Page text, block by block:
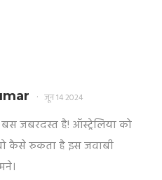
जून 14 2024
बस जबरदस्त है! ऑस्ट्रेलिया को
कैसे रुकता है इस जवाबी